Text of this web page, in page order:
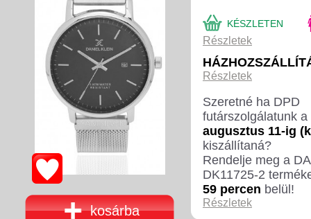
KÉSZLETEN
Részletek
Részletek
Szeretné ha DPD
futárszolgálatunk a
augusztus 11-ig
kiszállítaná?
Rendelje meg a
DK11725-2
59 percen belül!
Részletek
kosárba